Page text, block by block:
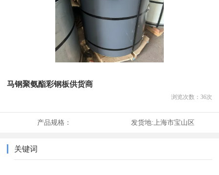
马钢聚氨酯彩钢板供货商
浏览次数： 36次
产品规格： 发货地: 上海市宝山区
关键词